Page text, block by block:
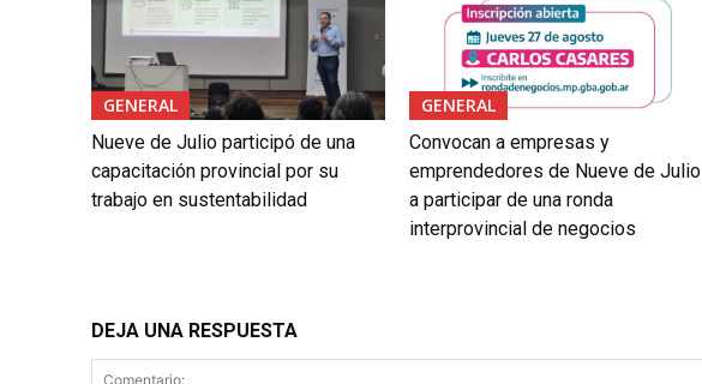
GENERAL
Nueve de Julio participó de una
capacitación provincial por su
trabajo en sustentabilidad
GENERAL
Convocan a empresas y
emprendedores de Nueve de Julio
a participar de una ronda
interprovincial de negocios
DEJA UNA RESPUESTA